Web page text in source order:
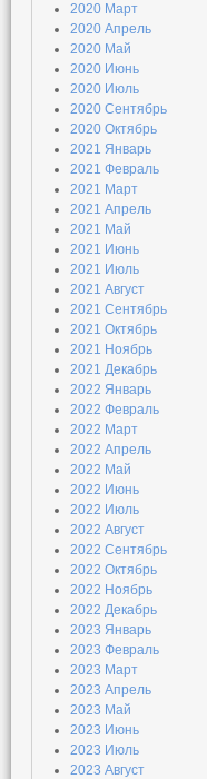
2020 Март
2020 Апрель
2020 Май
2020 Июнь
2020 Июль
2020 Сентябрь
2020 Октябрь
2021 Январь
2021 Февраль
2021 Март
2021 Апрель
2021 Май
2021 Июнь
2021 Июль
2021 Август
2021 Сентябрь
2021 Октябрь
2021 Ноябрь
2021 Декабрь
2022 Январь
2022 Февраль
2022 Март
2022 Апрель
2022 Май
2022 Июнь
2022 Июль
2022 Август
2022 Сентябрь
2022 Октябрь
2022 Ноябрь
2022 Декабрь
2023 Январь
2023 Февраль
2023 Март
2023 Апрель
2023 Май
2023 Июнь
2023 Июль
2023 Август